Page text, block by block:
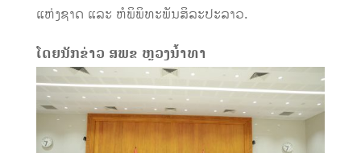
ແຫ່ງຊາດ ແລະ ຫໍພິພິທະພັນສິລະປະລາວ.
ໂດຍນັກຂ່າວ ສພຂ ຫຼວງນໍ້າທາ